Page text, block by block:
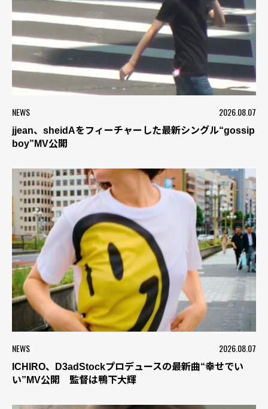
NEWS 2026.08.07
jjean、sheidAをフィーチャーした最新シングル“gossip
boy”MV公開
NEWS 2026.08.07
ICHIRO、D3adStockプロデュースの最新曲“幸せでい
い”MV公開 監督は鴨下大輝